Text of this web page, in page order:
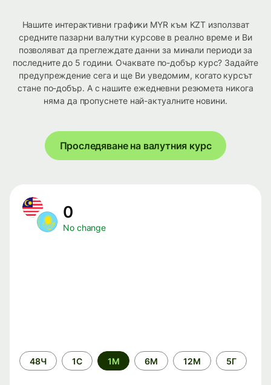
Нашите интерактивни графики MYR към KZT използват
средните пазарни валутни курсове в реално време и Ви
позволяват да преглеждате данни за минали периоди за
последните до 5 години. Очаквате по-добър курс? Задайте
предупреждение сега и ще Ви уведомим, когато курсът
стане по-добър. А с нашите ежедневни резюмета никога
няма да пропуснете най-актуалните новини.
Проследяване на валутния курс
0
No change
Time
period
48Ч 1С 1М 6М 12М 5Г